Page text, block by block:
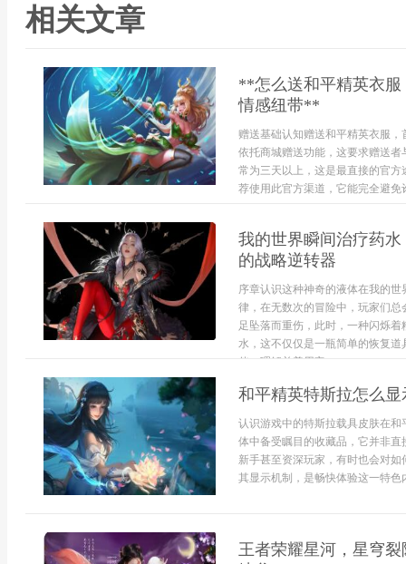
相关文章
**怎么送和平精英衣
情感纽带**
赠送基础认知赠送和平精英衣服
依托商城赠送功能，这要求赠送
常为三天以上，这是最直接的官
荐使用此官方渠道，它能完全避免
我的世界瞬间治疗药
的战略逆转器
序章认识这种神奇的液体在我的
律，在无数次的冒险中，玩家们
足坠落而重伤，此时，一种闪烁
水，这不仅仅是一瓶简单的恢复
伴，理解并善用它...
和平精英特斯拉怎么
认识游戏中的特斯拉载具皮肤在
体中备受瞩目的收藏品，它并非
新手甚至资深玩家，有时也会对
其显示机制，是畅快体验这一特
王者荣耀星河，星穹